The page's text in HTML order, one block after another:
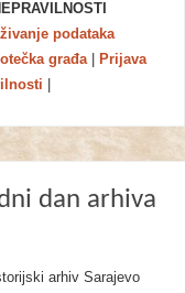
podataka
građa|
Prijava
dan arhiva
arhiv Sarajevo